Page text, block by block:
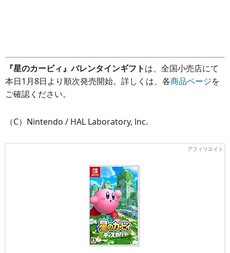
『星のカービィ』バレンタインギフトは、全国小売店にて
本日1月8日より順次発売開始。詳しくは、各商品ページを
ご確認ください。
（C）Nintendo / HAL Laboratory, lnc.